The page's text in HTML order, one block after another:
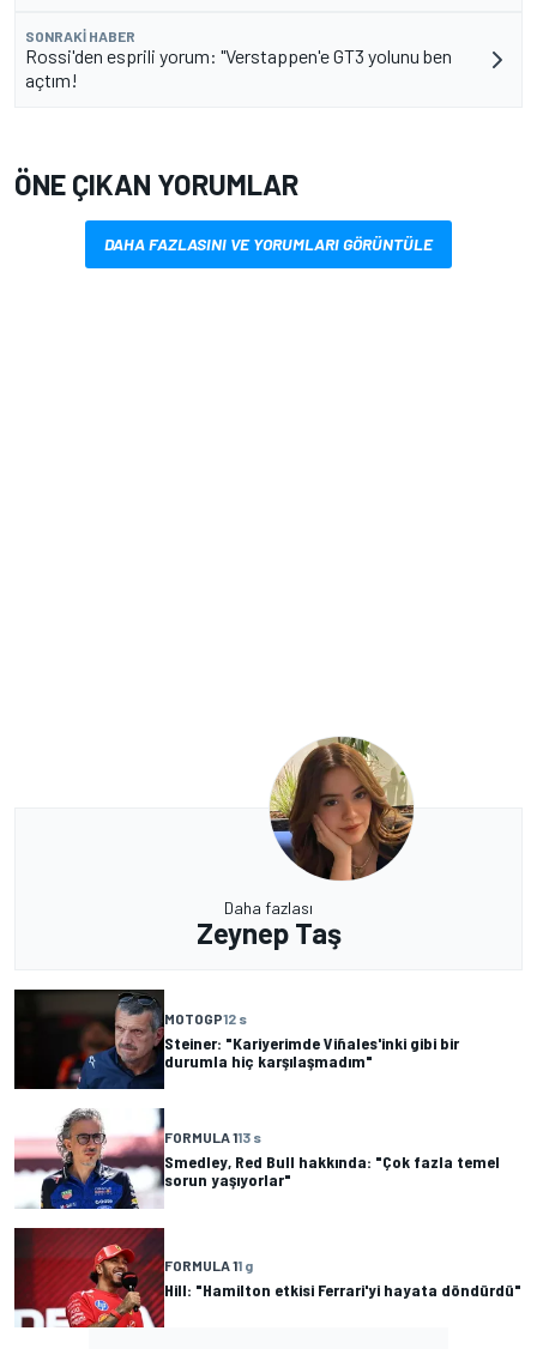
SONRAKI HABER
Rossi'den esprili yorum: "Verstappen'e GT3 yolunu ben
açtım!
ÖNE ÇIKAN YORUMLAR
DAHA FAZLASINI VE YORUMLARI GÖRÜNTÜLE
Daha fazlası
Zeynep Taş
MOTOGP12 s
Steiner: "Kariyerimde Viñales'inki gibi bir
durumla hiç karşılaşmadım"
FORMULA 113 s
Smedley, Red Bull hakkında: "Çok fazla temel
sorun yaşıyorlar"
FORMULA 11 g
Hill: "Hamilton etkisi Ferrari'yi hayata döndürdü"